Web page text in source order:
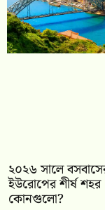
২০২৬ সালে
ইউরোপের শীর্ষ শহর
কোনগুলো?